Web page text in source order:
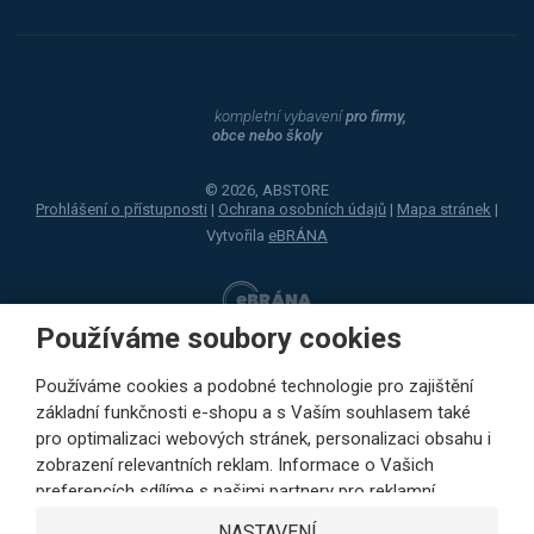
Používáme soubory cookies
Používáme cookies a podobné technologie pro zajištění
základní funkčnosti e-shopu a s Vaším souhlasem také
pro optimalizaci webových stránek, personalizaci obsahu i
zobrazení relevantních reklam. Informace o Vašich
preferencích sdílíme s našimi partnery pro reklamní,
sociální sítě i podrobné analýzy pouze s Vaším souhlasem.
kompletní vybavenípro firmy,
obce nebo školy
© 2026, ABSTORE
Prohlášení o přístupnosti | Ochrana osobních údajů | Mapa stránek |
Vytvořila eBRÁNA